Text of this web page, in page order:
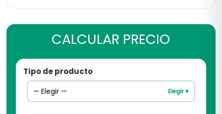
CALCULAR PRECIO
Tipo de producto
— Elegir — Elegir ▾